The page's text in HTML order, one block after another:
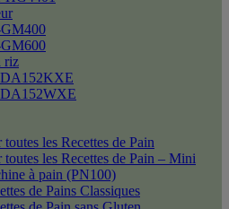
riz
toutes les Recettes de Pain
toutes les Recettes de Pain – Mini
à pain (PN100)
de Pains Classiques